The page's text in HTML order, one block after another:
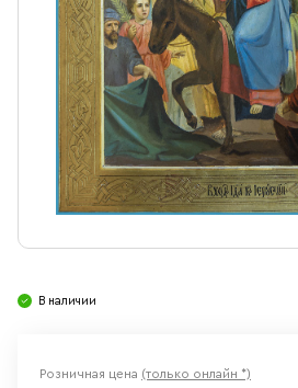
Свечи
Ювелирные изделия
В наличии
Розничная цена (только онлайн *)